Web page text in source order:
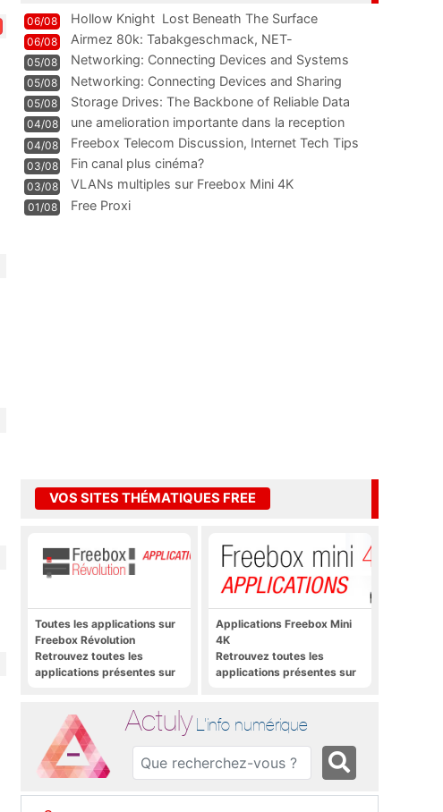
06/08 Hollow Knight  Lost Beneath The Surface
06/08
Airmez 80k: Tabakgeschmack, NET-
Technologie und Leistung im
05/08 Networking: Connecting Devices and Systems
05/08
Networking: Connecting Devices and Sharing
Information
05/08
Storage Drives: The Backbone of Reliable Data
Management
04/08
une amelioration importante dans la reception
WIFI
04/08
Freebox Telecom Discussion, Internet Tech Tips
Communi
03/08 Fin canal plus cinéma?
03/08 VLANs multiples sur Freebox Mini 4K
01/08 Free Proxi
VOS SITES THÉMATIQUES FREE
Toutes les applications sur
Freebox Révolution
Retrouvez toutes les
applications présentes sur
Applications Freebox Mini
4K
Retrouvez toutes les
applications présentes sur
Actuly L'info numérique